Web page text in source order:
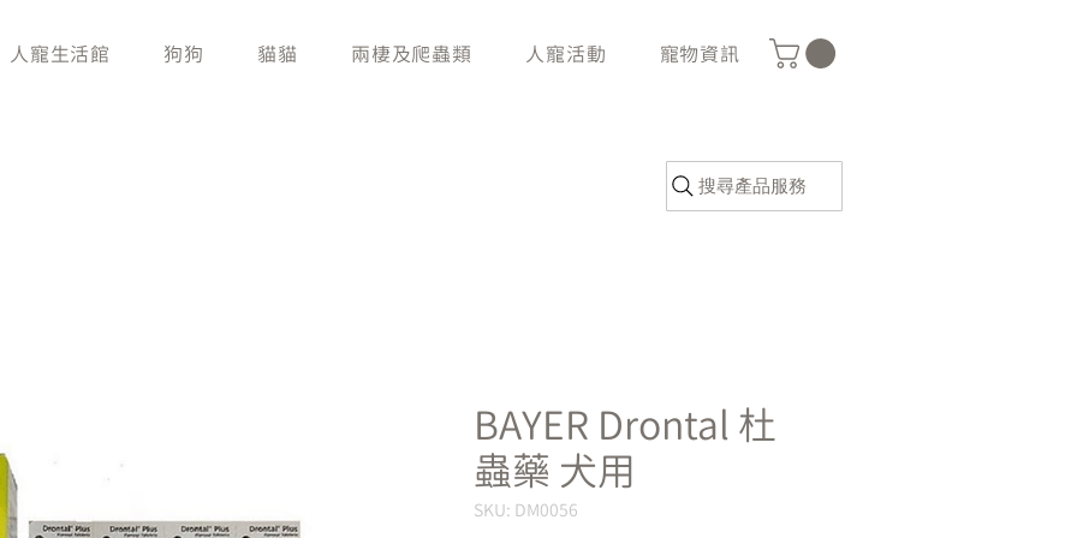
人寵生活館 狗狗 貓貓 兩棲及爬蟲類 人寵活動 寵物資訊
搜尋產品服務
BAYER Drontal 杜
蟲藥 犬用
SKU: DM0056